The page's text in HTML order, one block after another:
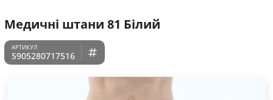
Медичні штани 81 Білий
5905280717516